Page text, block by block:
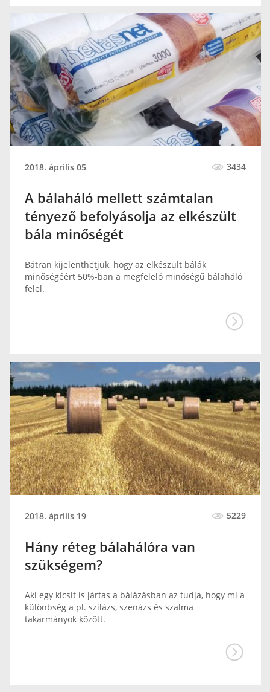
2018. április 05 3434
A bálaháló mellett számtalan
tényező befolyásolja az elkészült
bála minőségét
Bátran kijelenthetjük, hogy az elkészült bálák
minőségéért 50%-ban a megfelelő minőségű bálaháló
felel.
2018. április 19 5229
Hány réteg bálahálóra van
szükségem?
Aki egy kicsit is jártas a bálázásban az tudja, hogy mi a
különbség a pl. szilázs, szenázs és szalma
takarmányok között.